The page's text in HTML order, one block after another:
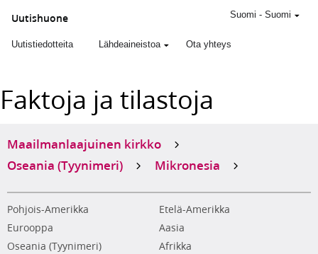
Uutishuone
Uutistiedotteita Lähdeaineistoa Ota yhteys
Suomi - Suomi
Faktoja ja tilastoja
Maailmanlaajuinen kirkko
Oseania (Tyynimeri)
Mikronesia
Pohjois-Amerikka
Etelä-Amerikka
Eurooppa
Aasia
Oseania (Tyynimeri)
Afrikka